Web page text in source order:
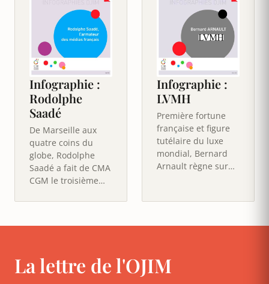
Infographie :
Rodolphe
Saadé
De Marseille aux
quatre coins du
globe, Rodolphe
Saadé a fait de CMA
CGM le troisième
et la première
Infographie :
LVMH
Première fortune
française et figure
tutélaire du luxe
mondial, Bernard
Arnault règne sur
Vuitton à…
La lettre de l'OJIM